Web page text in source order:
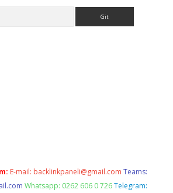
E-mail: backlinkpaneli@gmail.com Teams:
Whatsapp: 0262 606 0 726 Telegram: